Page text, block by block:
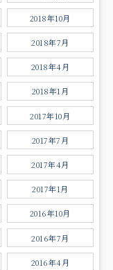
2018年10月
2018年7月
2018年4月
2018年1月
2017年10月
2017年7月
2017年4月
2017年1月
2016年10月
2016年7月
2016年4月